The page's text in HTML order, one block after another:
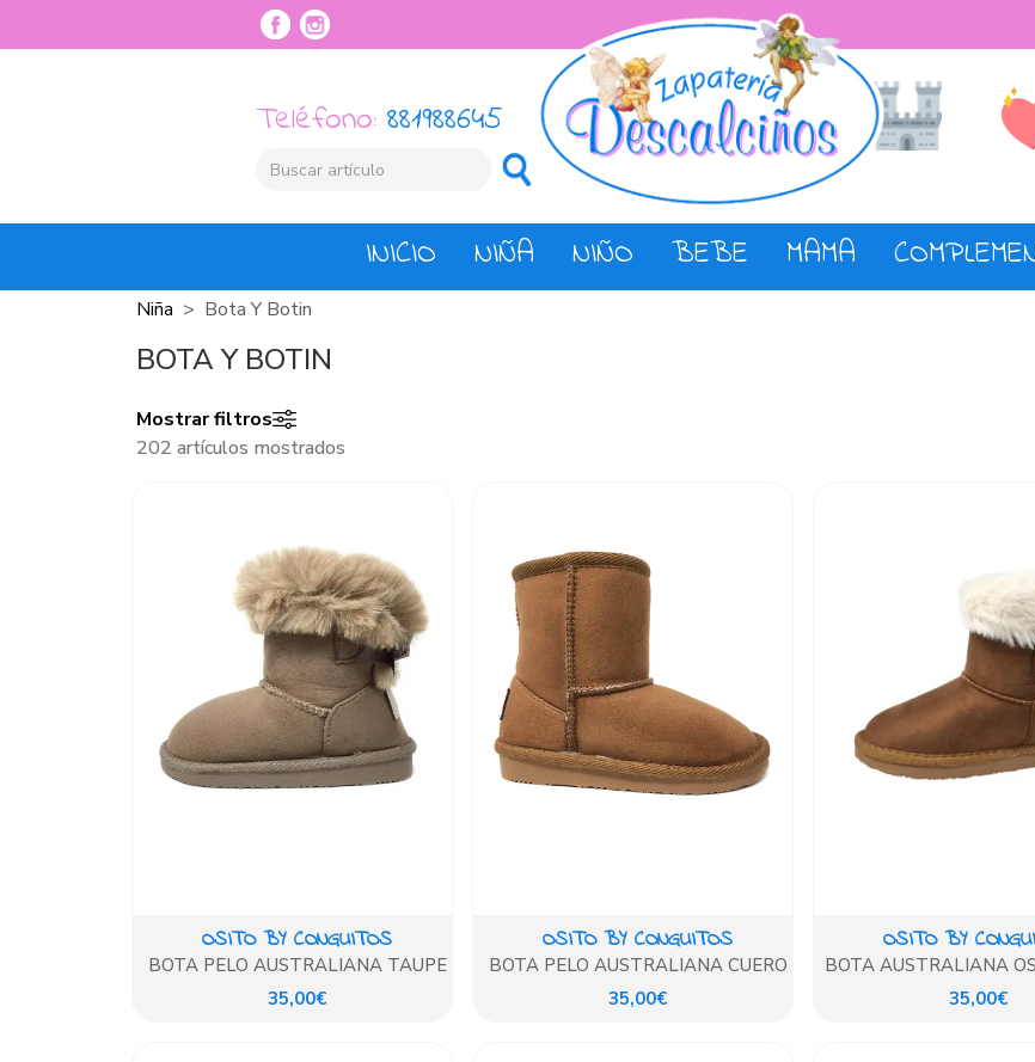
Teléfono: 881988645
INICIO NIÑA NIÑO BEBE MAMA
Niña Bota Y Botin
BOTA Y BOTIN
Mostrar filtros
202 artículos mostrados
OSITO BY CONGUITOS
BOTA PELO AUSTRALIANA TAUPE
35,00€
OSITO BY CONGUITOS
BOTA PELO AUSTRALIANA CUERO
35,00€
OSITO BY
BOTA AUSTRALIANA
35,00€